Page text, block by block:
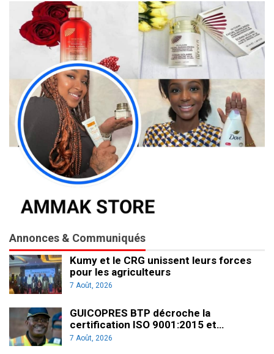
Annonces & Communiqués
Kumy et le CRG unissent leurs forces
pour les agriculteurs
7 Août, 2026
GUICOPRES BTP décroche la
certification ISO 9001:2015 et…
7 Août, 2026